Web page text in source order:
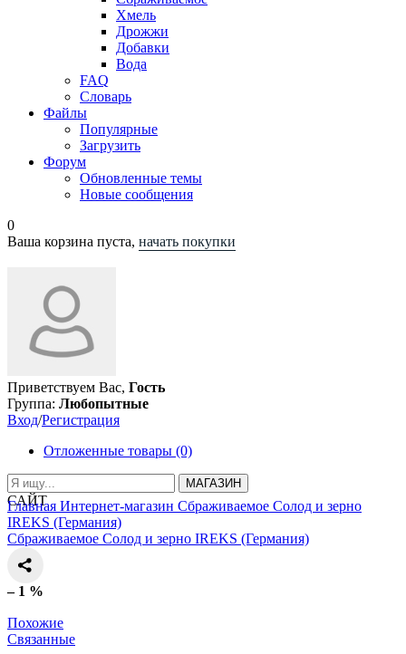
Хмель
Дрожжи
Добавки
Вода
FAQ
Словарь
Файлы
Популярные
Загрузить
Форум
Обновленные темы
Новые сообщения
0
Ваша корзина пуста, начать покупки
Приветствуем Вас, Гость
Группа: Любопытные
Вход/Регистрация
Отложенные товары (0)
МАГАЗИН
САЙТ
Главная Интернет-магазин Сбраживаемое Солод и зерно
IREKS (Германия)
Сбраживаемое Солод и зерно IREKS (Германия)
– 1 %
Похожие
Связанные